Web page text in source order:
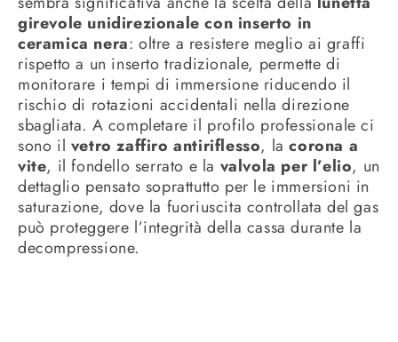
girevole unidirezionale con inserto in
ceramica nera: oltre a resistere meglio ai graffi
rispetto a un inserto tradizionale, permette di
monitorare i tempi di immersione riducendo il
rischio di rotazioni accidentali nella direzione
sbagliata. A completare il profilo professionale ci
sono il vetro zaffiro antiriflesso, lacorona a
vite, il fondello serrato e la valvola per l’elio, un
dettaglio pensato soprattutto per le immersioni in
saturazione, dove la fuoriuscita controllata del gas
può proteggere l’integrità della cassa durante la
decompressione.